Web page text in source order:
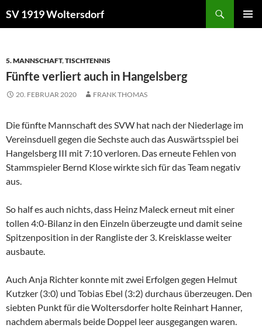
Inhalt
SV 1919 Woltersdorf
5. MANNSCHAFT,TISCHTENNIS
Fünfte verliert auch in Hangelsberg
20. FEBRUAR 2020 FRANK THOMAS
Die fünfte Mannschaft des SVW hat nach der Niederlage im
Vereinsduell gegen die Sechste auch das Auswärtsspiel bei
Hangelsberg III mit 7:10 verloren. Das erneute Fehlen von
Stammspieler Bernd Klose wirkte sich für das Team negativ
aus.
So half es auch nichts, dass Heinz Maleck erneut mit einer
tollen 4:0-Bilanz in den Einzeln überzeugte und damit seine
Spitzenposition in der Rangliste der 3. Kreisklasse weiter
ausbaute.
Auch Anja Richter konnte mit zwei Erfolgen gegen Helmut
Kutzker (3:0) und Tobias Ebel (3:2) durchaus überzeugen. Den
siebten Punkt für die Woltersdorfer holte Reinhart Hanner,
nachdem abermals beide Doppel leer ausgegangen waren.